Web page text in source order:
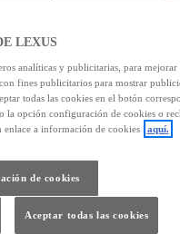
financiación
cuota:
LEXUS
analíticas y publicitarias, para mejorar
fines publicitarios para mostrar
todas las cookies en el botón
la opción configuración de cookies o
enlace a información de cookies aquí.
de cookies
Aceptar todas las cookies